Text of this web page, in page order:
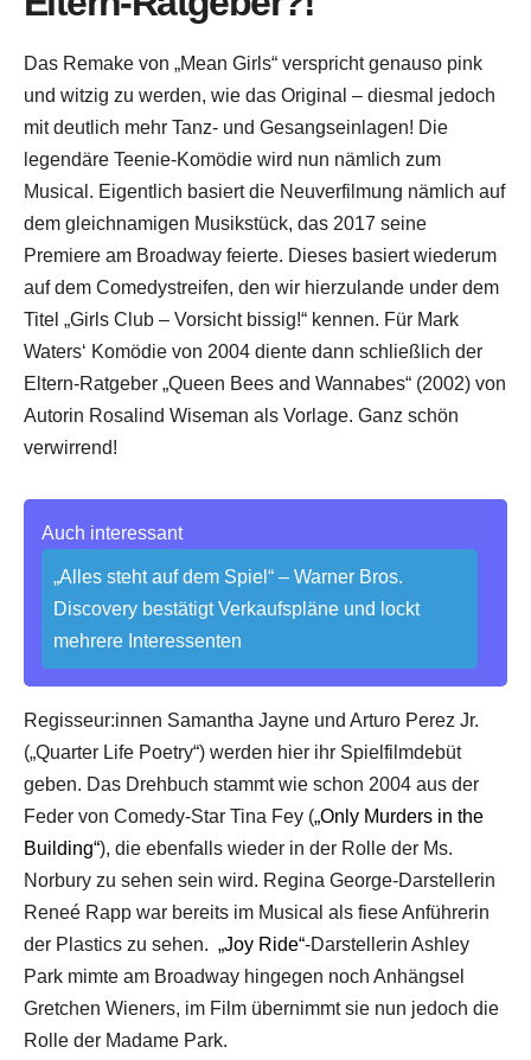
Das Remake von „Mean Girls“ verspricht genauso pink
und witzig zu werden, wie das Original – diesmal jedoch
mit deutlich mehr Tanz- und Gesangseinlagen! Die
legendäre Teenie-Komödie wird nun nämlich zum
Musical. Eigentlich basiert die Neuverfilmung nämlich auf
dem gleichnamigen Musikstück, das 2017 seine
Premiere am Broadway feierte. Dieses basiert wiederum
auf dem Comedystreifen, den wir hierzulande under dem
Titel „Girls Club – Vorsicht bissig!“ kennen. Für Mark
Waters‘ Komödie von 2004 diente dann schließlich der
Eltern-Ratgeber „Queen Bees and Wannabes“ (2002) von
Autorin Rosalind Wiseman als Vorlage. Ganz schön
verwirrend!
Auch interessant
„Alles steht auf dem Spiel“ – Warner Bros.
Discovery bestätigt Verkaufspläne und lockt
mehrere Interessenten
Regisseur:innen Samantha Jayne und Arturo Perez Jr.
(„Quarter Life Poetry“) werden hier ihr Spielfilmdebüt
geben. Das Drehbuch stammt wie schon 2004 aus der
Feder von Comedy-Star Tina Fey („Only Murders in the
Building“), die ebenfalls wieder in der Rolle der Ms.
Norbury zu sehen sein wird. Regina George-Darstellerin
Reneé Rapp war bereits im Musical als fiese Anführerin
der Plastics zu sehen. „Joy Ride“-Darstellerin Ashley
Park mimte am Broadway hingegen noch Anhängsel
Gretchen Wieners, im Film übernimmt sie nun jedoch die
Rolle der Madame Park.